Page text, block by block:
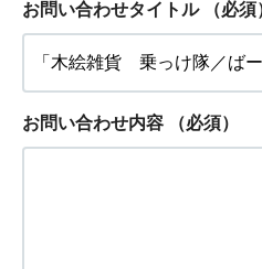
お問い合わせタイトル （必須
お問い合わせ内容 （必須）